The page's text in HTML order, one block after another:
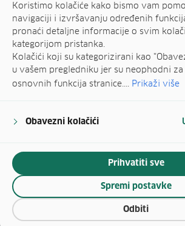
Koristimo kolačiće kako bismo vam
navigaciji i izvršavanju određenih
pronaći detaljne informacije o svim
kategorijom pristanka.
Kolačići koji su kategorizirani kao
u vašem pregledniku jer su neophodni
osnovnih funkcija stranice.... Prikaži više
Obavezni kolačići
Odbiti
Spremi postavke
Prihvatiti sve